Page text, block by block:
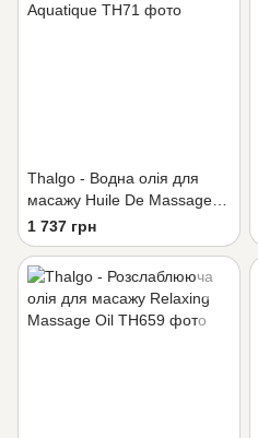
Thalgo - Водна олія для
масажу Huile De Massage
Aquatique
1 737 грн